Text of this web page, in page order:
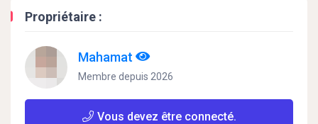
Propriétaire :
Mahamat
Membre depuis 2026
Vous devez être connecté.